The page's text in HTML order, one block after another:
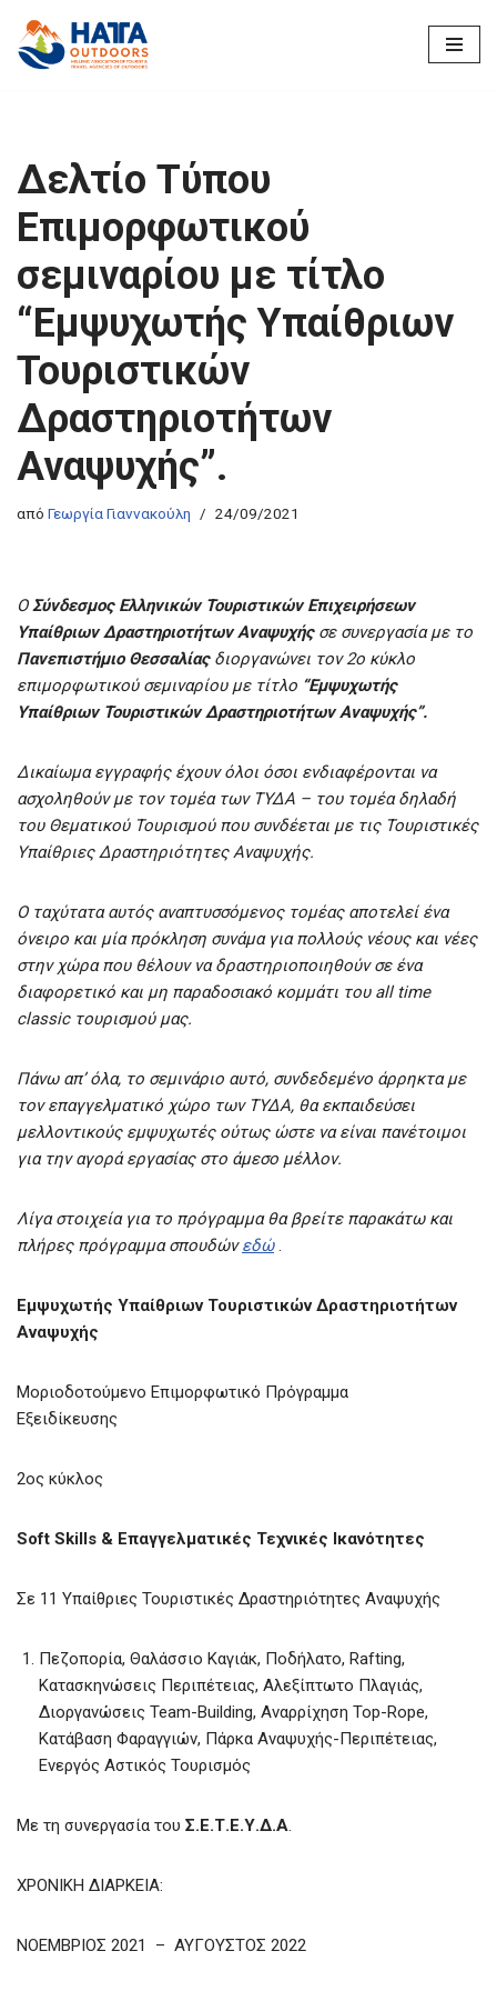
Μεταπηδήστε
Δελτίο Τύπου
Επιμορφωτικού
σεμιναρίου με τίτλο
“Εμψυχωτής Υπαίθριων
Τουριστικών
Δραστηριοτήτων
Αναψυχής”.
από Γεωργία Γιαννακούλη 24/09/2021
ΟΣύνδεσμος Ελληνικών Τουριστικών Επιχειρήσεων
Υπαίθριων Δραστηριοτήτων Αναψυχήςσε συνεργασία με το
Πανεπιστήμιο Θεσσαλίαςδιοργανώνει τον 2ο κύκλο
επιμορφωτικού σεμιναρίου με τίτλο “Εμψυχωτής
Υπαίθριων Τουριστικών Δραστηριοτήτων Αναψυχής”.
Δικαίωμα εγγραφής έχουν όλοι όσοι ενδιαφέρονται να
ασχοληθούν με τον τομέα των ΤΥΔΑ – του τομέα δηλαδή
του Θεματικού Τουρισμού που συνδέεται με τις Τουριστικές
Υπαίθριες Δραστηριότητες Αναψυχής.
Ο ταχύτατα αυτός αναπτυσσόμενος τομέας αποτελεί ένα
όνειρο και μία πρόκληση συνάμα για πολλούς νέους και νέες
στην χώρα που θέλουν να δραστηριοποιηθούν σε ένα
διαφορετικό και μη παραδοσιακό κομμάτι του all time
classic τουρισμού μας.
Πάνω απ’ όλα, το σεμινάριο αυτό, συνδεδεμένο άρρηκτα με
τον επαγγελματικό χώρο των ΤΥΔΑ, θα εκπαιδεύσει
μελλοντικούς εμψυχωτές ούτως ώστε να είναι πανέτοιμοι
για την αγορά εργασίας στο άμεσο μέλλον.
Λίγα στοιχεία για το πρόγραμμα θα βρείτε παρακάτω και
πλήρες πρόγραμμα σπουδώνεδώ.
Εμψυχωτής Υπαίθριων Τουριστικών Δραστηριοτήτων
Αναψυχής
Μοριοδοτούμενο Επιμορφωτικό Πρόγραμμα
Εξειδίκευσης
2ος κύκλος
Soft Skills & Επαγγελματικές Τεχνικές Ικανότητες
Σε 11 Υπαίθριες Τουριστικές Δραστηριότητες Αναψυχής
Πεζοπορία, Θαλάσσιο Καγιάκ, Ποδήλατο, Rafting,
Κατασκηνώσεις Περιπέτειας, Αλεξίπτωτο Πλαγιάς,
Διοργανώσεις Team-Building, Αναρρίχηση Top-Rope,
Κατάβαση Φαραγγιών, Πάρκα Αναψυχής-Περιπέτειας,
Ενεργός Αστικός Τουρισμός
Με τη συνεργασία του Σ.Ε.Τ.E.Υ.Δ.Α.
ΧΡΟΝΙΚΗ ΔΙΑΡΚΕΙΑ:
ΝΟΕΜΒΡΙΟΣ 2021 – ΑΥΓΟΥΣΤΟΣ 2022